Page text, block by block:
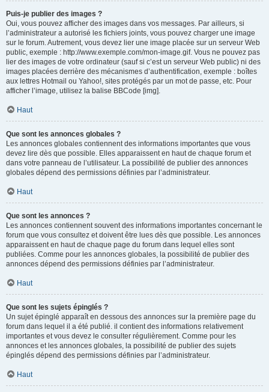
Puis-je publier des images ?
Oui, vous pouvez afficher des images dans vos messages. Par ailleurs, si
l’administrateur a autorisé les fichiers joints, vous pouvez charger une image
sur le forum. Autrement, vous devez lier une image placée sur un serveur Web
public, exemple : http://www.exemple.com/mon-image.gif. Vous ne pouvez pas
lier des images de votre ordinateur (sauf si c’est un serveur Web public) ni des
images placées derrière des mécanismes d’authentification, exemple : boîtes
aux lettres Hotmail ou Yahoo!, sites protégés par un mot de passe, etc. Pour
afficher l’image, utilisez la balise BBCode [img].
Haut
Que sont les annonces globales ?
Les annonces globales contiennent des informations importantes que vous
devez lire dès que possible. Elles apparaissent en haut de chaque forum et
dans votre panneau de l’utilisateur. La possibilité de publier des annonces
globales dépend des permissions définies par l’administrateur.
Haut
Que sont les annonces ?
Les annonces contiennent souvent des informations importantes concernant le
forum que vous consultez et doivent être lues dès que possible. Les annonces
apparaissent en haut de chaque page du forum dans lequel elles sont
publiées. Comme pour les annonces globales, la possibilité de publier des
annonces dépend des permissions définies par l’administrateur.
Haut
Que sont les sujets épinglés ?
Un sujet épinglé apparaît en dessous des annonces sur la première page du
forum dans lequel il a été publié. il contient des informations relativement
importantes et vous devez le consulter régulièrement. Comme pour les
annonces et les annonces globales, la possibilité de publier des sujets
épinglés dépend des permissions définies par l’administrateur.
Haut